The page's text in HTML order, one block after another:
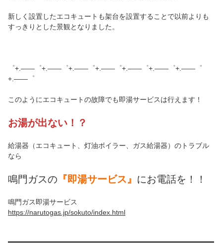
新しく設置したエコキュートも架台を設置することで以前よりも
すっきりとした景観となりました。
゜+.――゜+.――゜+.――゜+.――゜+.――゜+.――゜+.――゜
+.――゜
このようにエコキュートの故障でも即湯サービスは行えます！
お湯が出ない！？
給湯器（エコキュート、灯油ボイラー、ガス給湯器）のトラブル
なら
鳴門ガスの 『即湯サービス』 にお電話を！！
鳴門ガス即湯サービス
https://narutogas.jp/sokuto/index.html